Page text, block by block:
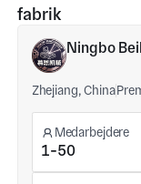
fabrik
Ningbo
Zhejiang, China
Medarbejdere
1-50